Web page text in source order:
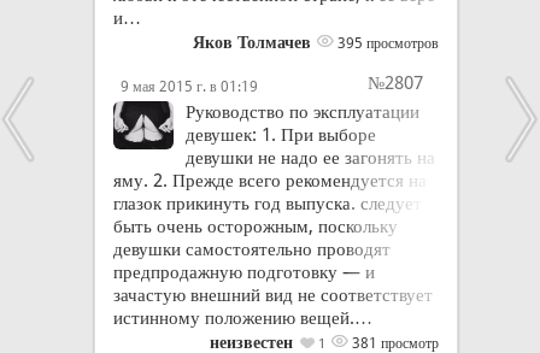
и…
Яков Толмачев 395 просмотров
9 мая 2015 г. в 01:19
№2807
Руководство по эксплуатации
девушек: 1. При выборе
девушки не надо ее загонять на
яму. 2. Прежде всего рекомендуется на
глазок прикинуть год выпуска. следует
быть очень осторожным, поскольку
девушки самостоятельно проводят
предпродажную подготовку — и
зачастую внешний вид не соответствует
истинному положению вещей.…
неизвестен 1 381 просмотр